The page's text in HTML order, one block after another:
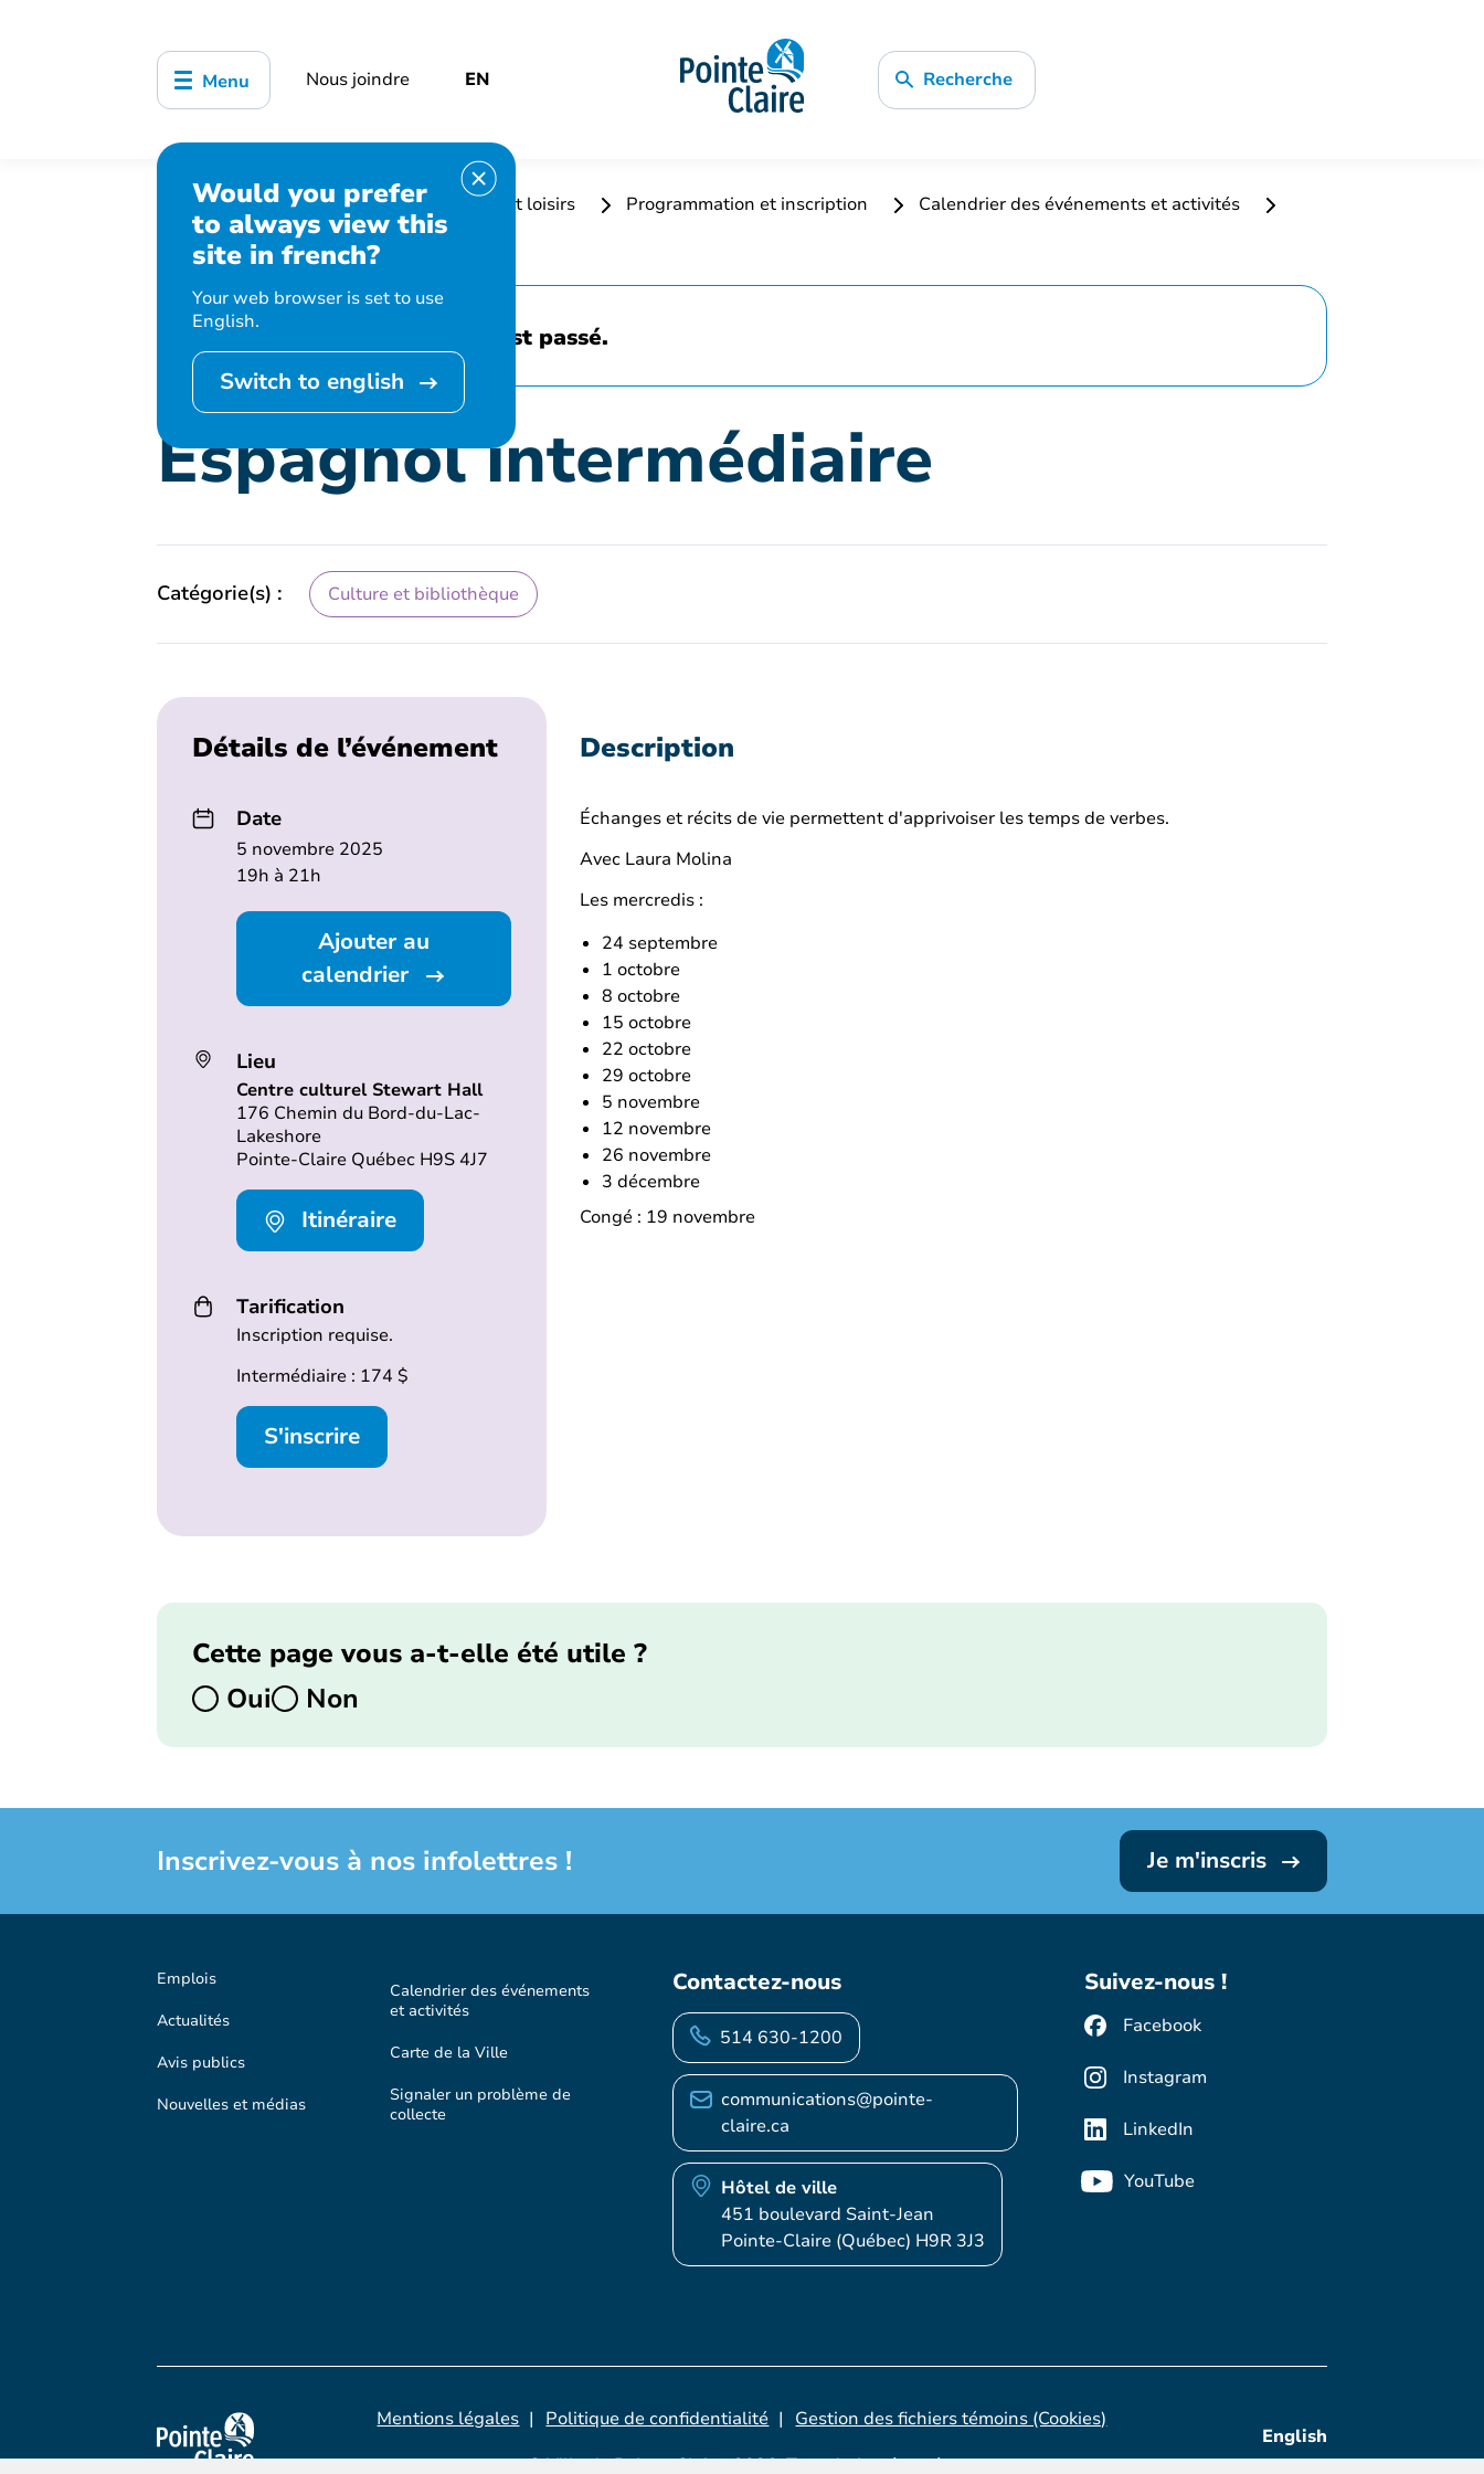
Menu Nous joindre EN Recherche
Would you prefer
to always view this
site in french?
Your web browser is set to use
English.
Switch to english
Accueil Bibliothèque, culture, sports et loisirs Programmation et inscription
Calendrier des événements et activités
Espagnol intermédiaire
Cet événement est passé.
Espagnol intermédiaire
Catégorie(s) : Culture et bibliothèque
Détails de l’événement
Date
5 novembre 2025
19h à 21h
Ajouter au
calendrier
Lieu
Centre culturel Stewart Hall
176 Chemin du Bord-du-Lac-
Lakeshore
Pointe-Claire Québec H9S 4J7
Itinéraire
Tarification
Inscription requise.
Intermédiaire : 174 $
S'inscrire
Description
Échanges et récits de vie permettent d'apprivoiser les temps de verbes.
Avec Laura Molina
Les mercredis :
24 septembre
1 octobre
8 octobre
15 octobre
22 octobre
29 octobre
5 novembre
12 novembre
26 novembre
3 décembre
Congé : 19 novembre
Cette page vous a-t-elle été utile ?
Oui
Non
Inscrivez-vous à nos infolettres ! Je m'inscris
Emplois
Actualités
Avis publics
Nouvelles et médias
Calendrier des événements
et activités
Carte de la Ville
Signaler un problème de
collecte
Contactez-nous
514 630-1200
communications@pointe-
claire.ca
Hôtel de ville
451 boulevard Saint-Jean
Pointe-Claire (Québec) H9R 3J3
Suivez-nous !
Facebook
Instagram
LinkedIn
YouTube
© Ville de Pointe-Claire, 2026. Tous droits réservés.
Mentions légales Politique de confidentialité Gestion des fichiers témoins (Cookies)
English